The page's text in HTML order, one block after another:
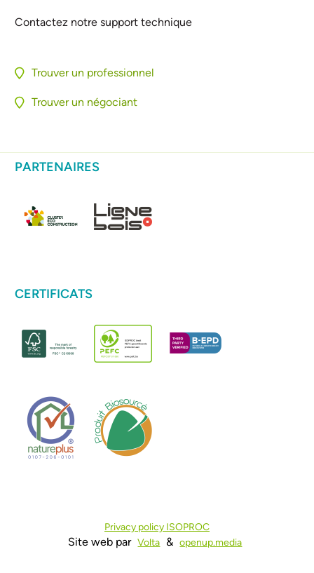
Contactez notre support technique
Trouver un professionnel
Trouver un négociant
PARTENAIRES
CERTIFICATS
Privacy policy ISOPROC
Site web par Volta & openup.media